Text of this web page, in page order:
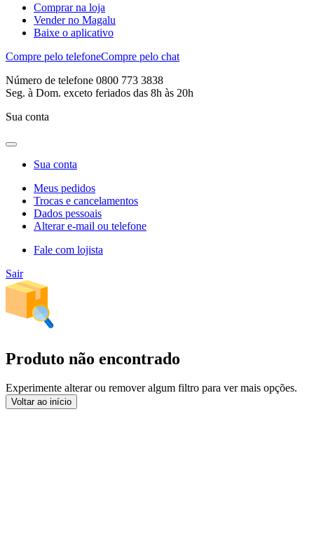
Comprar na loja
Vender no Magalu
Baixe o aplicativo
Compre pelo telefoneCompre pelo chat
Número de telefone 0800 773 3838
Seg. à Dom. exceto feriados das 8h às 20h
Sua conta
Sua conta
Meus pedidos
Trocas e cancelamentos
Dados pessoais
Alterar e-mail ou telefone
Fale com lojista
Sair
Produto não encontrado
Experimente alterar ou remover algum filtro para ver mais opções.
Voltar ao início